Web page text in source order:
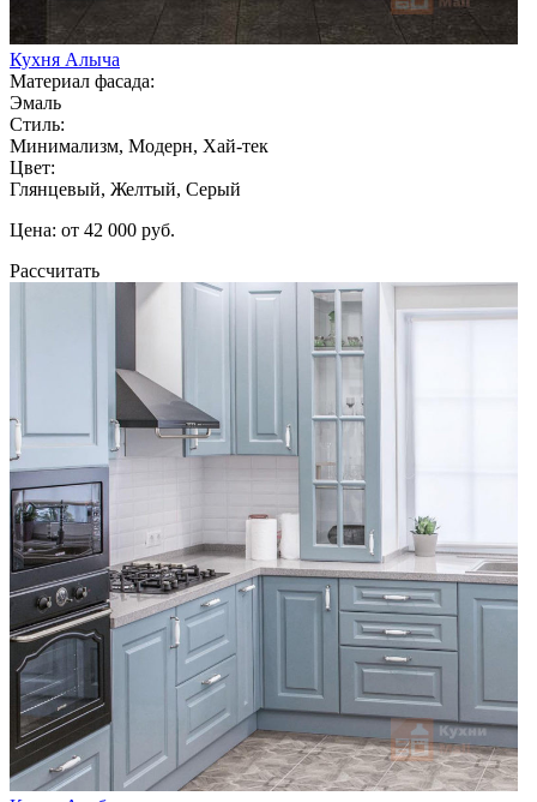
Кухня Алыча
Материал фасада:
Эмаль
Стиль:
Минимализм, Модерн, Хай-тек
Цвет:
Глянцевый, Желтый, Серый
Цена: от 42 000 руб.
Рассчитать